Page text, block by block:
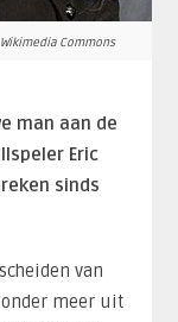
Commons
man aan de
Eric
sinds
van
meer uit